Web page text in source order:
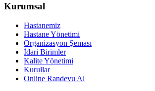
Kurumsal
Hastanemiz
Hastane Yönetimi
Organizasyon Şeması
İdari Birimler
Kalite Yönetimi
Kurullar
Online Randevu Al